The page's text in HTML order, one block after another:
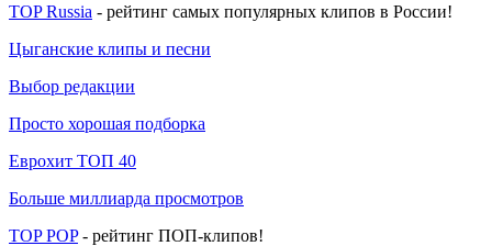
TOP Russia - рейтинг самых популярных клипов в России!
Цыганские клипы и песни
Выбор редакции
Просто хорошая подборка
Еврохит ТОП 40
Больше миллиарда просмотров
TOP POP- рейтинг ПОП-клипов!